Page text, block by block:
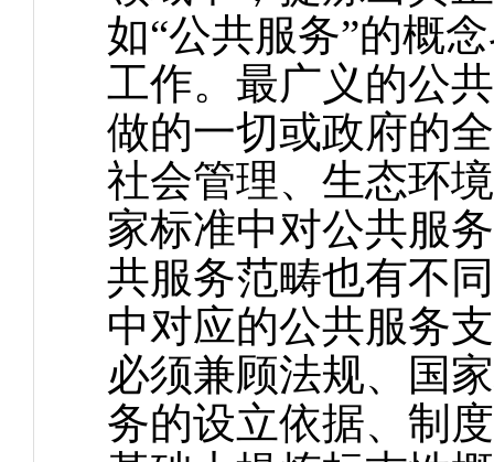
如“公共服务”的概
工作。最广义的公
做的一切或政府的
社会管理、生态环
家标准中对公共服
共服务范畴也有不
中对应的公共服务
必须兼顾法规、国
务的设立依据、制